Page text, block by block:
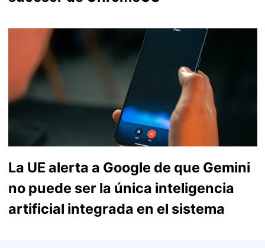
La UE alerta a Google de que Gemini
no puede ser la única inteligencia
artificial integrada en el sistema